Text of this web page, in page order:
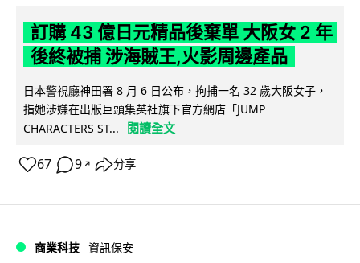
訂購 43 億日元精品後棄單 大阪女 2 年
後終被捕 涉海賊王,火影周邊產品
日本警視廳神田署 8 月 6 日公布，拘捕一名 32 歲大阪女子，
指她涉嫌在出版巨頭集英社旗下官方網店「JUMP
CHARACTERS ST...
閱讀全文
67 9 ↗ 分享
商業科技 資訊保安